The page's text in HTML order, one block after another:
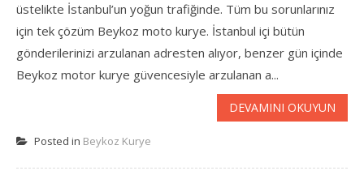
üstelikte İstanbul’un yoğun trafiğinde. Tüm bu sorunlarınız
için tek çözüm Beykoz moto kurye. İstanbul içi bütün
gönderilerinizi arzulanan adresten alıyor, benzer gün içinde
Beykoz motor kurye güvencesiyle arzulanan a...
DEVAMINI OKUYUN
Posted in Beykoz Kurye